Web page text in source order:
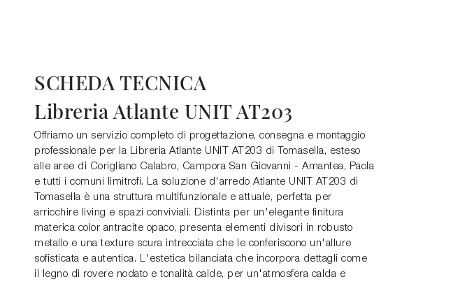
SCHEDA TECNICA
Libreria Atlante UNIT AT203
Offriamo un servizio completo di progettazione, consegna e montaggio
professionale per la Libreria Atlante UNIT AT203 di Tomasella, esteso
alle aree di Corigliano Calabro, Campora San Giovanni - Amantea, Paola
e tutti i comuni limitrofi. La soluzione d'arredo Atlante UNIT AT203 di
Tomasella è una struttura multifunzionale e attuale, perfetta per
arricchire living e spazi conviviali. Distinta per un'elegante finitura
materica color antracite opaco, presenta elementi divisori in robusto
metallo e una texture scura intrecciata che le conferiscono un'allure
sofisticata e autentica. L'estetica bilanciata che incorpora dettagli come
il legno di rovere nodato e tonalità calde, per un'atmosfera calda e